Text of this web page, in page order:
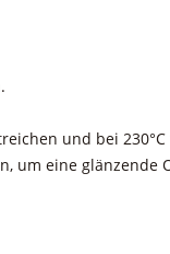
und bei
um eine glänzende